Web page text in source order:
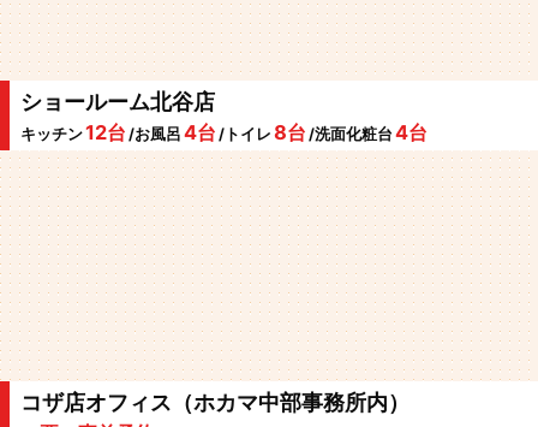
ショールーム北谷店
キッチン12台 /お風呂 4台 /トイレ 8台 /洗面化粧台 4台
コザ店オフィス（ホカマ中部事務所内）